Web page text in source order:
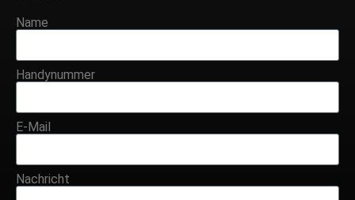
Name
Handynummer
E-Mail
Nachricht